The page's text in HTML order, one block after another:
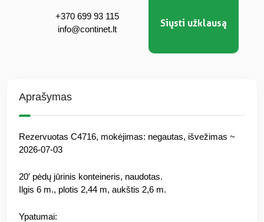
+370 699 93 115
info@continet.lt
Siųsti užklausą
Aprašymas
Rezervuotas C4716, mokėjimas: negautas, išvežimas ~
2026-07-03
20′ pėdų jūrinis konteineris, naudotas.
Ilgis 6 m., plotis 2,44 m, aukštis 2,6 m.
Ypatumai: